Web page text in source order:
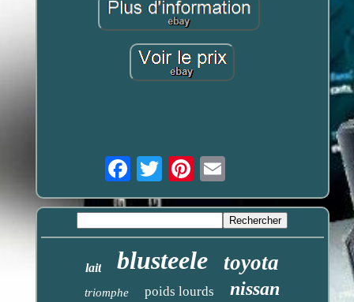
Email
lait blusteele toyota
triomphe poids lourds nissan